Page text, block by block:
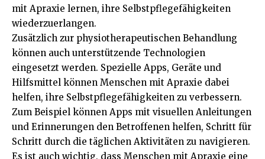
mit Apraxie lernen, ihre Selbstpflegefähigkeiten
wiederzuerlangen.
Zusätzlich zur physiotherapeutischen Behandlung
können auch unterstützende Technologien
eingesetzt werden. Spezielle Apps, Geräte und
Hilfsmittel können Menschen mit Apraxie dabei
helfen, ihre Selbstpflegefähigkeiten zu verbessern.
Zum Beispiel können Apps mit visuellen Anleitungen
und Erinnerungen den Betroffenen helfen, Schritt für
Schritt durch die täglichen Aktivitäten zu navigieren.
Es ist auch wichtig, dass Menschen mit Apraxie eine